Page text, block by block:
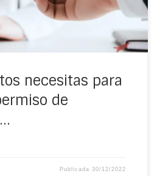
necesitas para
de
Publicada30/12/2022